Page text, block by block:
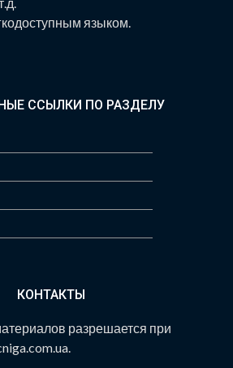
языком.
ССЫЛКИ ПО РАЗДЕЛУ
КОНТАКТЫ
разрешается при